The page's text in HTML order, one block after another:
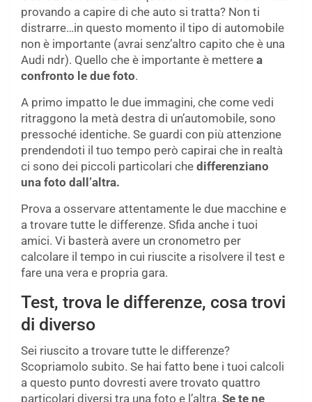
provando a capire di che auto si tratta? Non ti
distrarre…in questo momento il tipo di automobile
non è importante (avrai senz’altro capito che è una
Audi ndr). Quello che è importante è mettere a
confronto le due foto.
A primo impatto le due immagini, che come vedi
ritraggono la metà destra di un’automobile, sono
pressoché identiche. Se guardi con più attenzione
prendendoti il tuo tempo però capirai che in realtà
ci sono dei piccoli particolari che differenziano
una foto dall’altra.
Prova a osservare attentamente le due macchine e
a trovare tutte le differenze. Sfida anche i tuoi
amici. Vi basterà avere un cronometro per
calcolare il tempo in cui riuscite a risolvere il test e
fare una vera e propria gara.
Test, trova le differenze, cosa trovi
di diverso
Sei riuscito a trovare tutte le differenze?
Scopriamolo subito. Se hai fatto bene i tuoi calcoli
a questo punto dovresti avere trovato quattro
particolari diversi tra una foto e l’altra. Se te ne